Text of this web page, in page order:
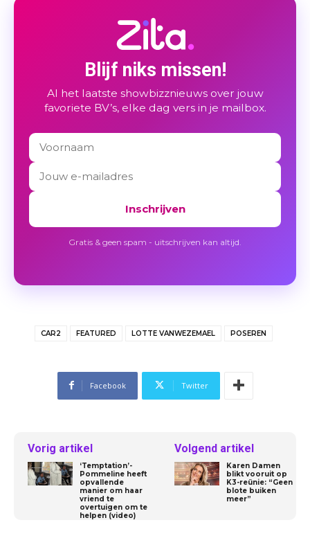
Blijf niks missen!
Al het laatste showbizznieuws over jouw
favoriete BV’s, elke dag vers in je mailbox.
Inschrijven
Gratis & geen spam - uitschrijven kan altijd.
CAR2 FEATURED LOTTE VANWEZEMAEL POSEREN
Facebook Twitter
Vorig artikel
‘Temptation’-
Pommeline heeft
opvallende
manier om haar
vriend te
overtuigen om te
helpen (video)
Volgend artikel
Karen Damen
blikt vooruit op
K3-reünie: “Geen
blote buiken
meer”